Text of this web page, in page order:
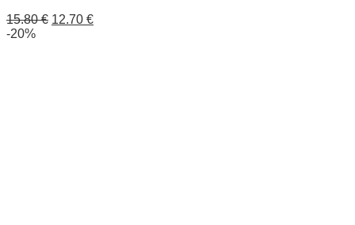
15.80€ 12.70 €
-20%